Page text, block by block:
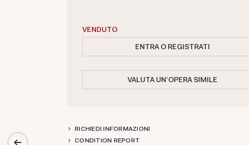
VENDUTO
ENTRA O REGISTRATI
VALUTA UN'OPERA SIMILE
RICHIEDI INFORMAZIONI
CONDITION REPORT